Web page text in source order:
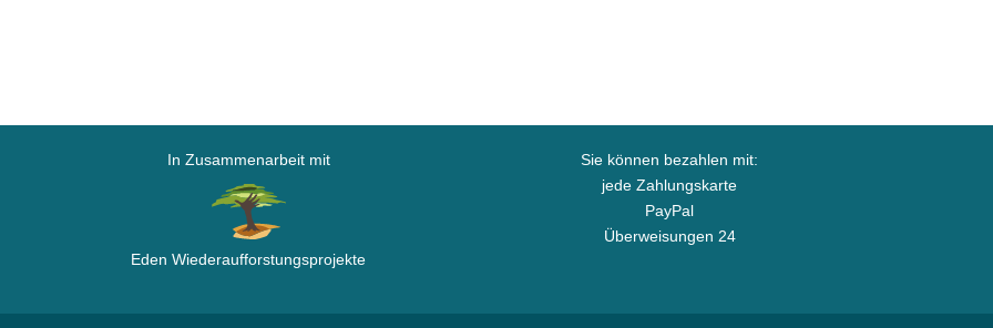
In Zusammenarbeit mit
Eden Wiederaufforstungsprojekte
Sie können bezahlen mit:
jede Zahlungskarte
PayPal
Überweisungen 24